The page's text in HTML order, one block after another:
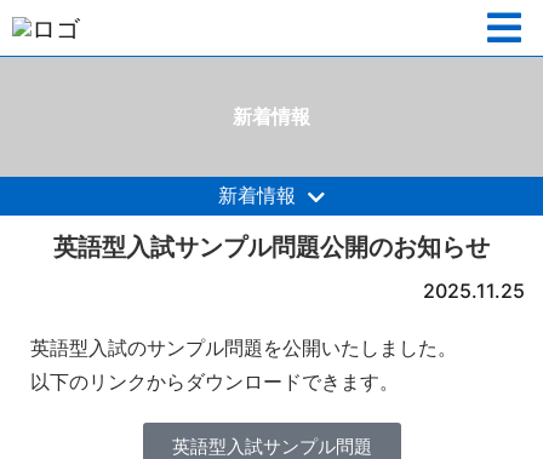
新着情報
新着情報
英語型入試サンプル問題公開のお知らせ
2025.11.25
英語型入試のサンプル問題を公開いたしました。
以下のリンクからダウンロードできます。
英語型入試サンプル問題